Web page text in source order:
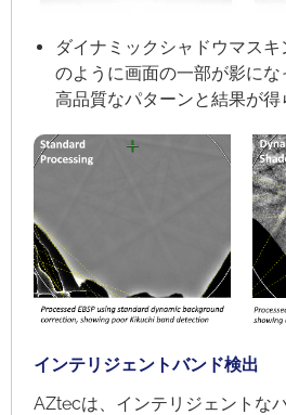
ダイナミックシャドウマス
のように画面の一部が影にな
高品質なパターンと結果が得
インテリジェントバンド検出
AZtecは、インテリジェントな